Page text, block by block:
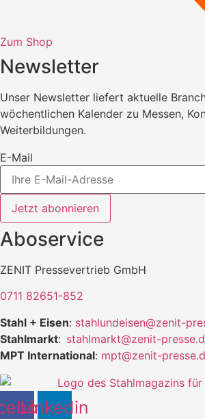
Zum Shop
Newsletter
Unser Newsletter liefert aktuelle
wöchentlichen Kalender zu Messen,
Weiterbildungen.
E-Mail
Jetzt abonnieren
Aboservice
ZENIT Pressevertrieb GmbH
0711 82651-852
Stahl + Eisen: stahlundeisen@zenit-
Stahlmarkt: stahlmarkt@zenit-
MPT International: mpt@zenit-
Linkedin